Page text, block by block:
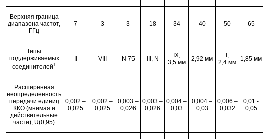
Верхняя граница
диапазона частот,
ГГц
7 3 3 18 34 40 50 65
Типы
поддерживаемых
соединителей1
VIII N 75 III, N
IX;
3,5 мм
2,92 мм
I,
2,4 мм
1,85 мм
Расширенная
неопределенность
передачи единиц
ККО (мнимая и
действительные
части), U(0,95)
0,002 –
0,025
0,002 –
0,025
0,003 –
0,026
0,003 –
0,026
0,004 –
0,03
0,004 –
0,03
0,006 –
0,032
0,01 -
0,05